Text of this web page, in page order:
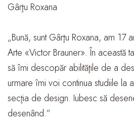
Gârţu Roxana
„Bună, sunt Gârţu Roxana, am 17
Arte «Victor Brauner». În această
să îmi descopăr abilităţile de a
urmare îmi voi continua studiile la
secţia de design. Iubesc să
desenând.”